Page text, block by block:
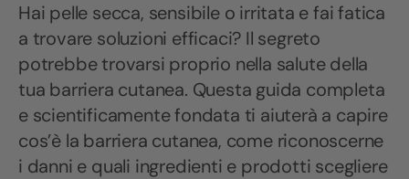
Hai pelle secca, sensibile o irritata e fai fatica
a trovare soluzioni efficaci? Il segreto
potrebbe trovarsi proprio nella salute della
tua barriera cutanea. Questa guida completa
e scientificamente fondata ti aiuterà a capire
cos’è la barriera cutanea, come riconoscerne
i danni e quali ingredienti e prodotti scegliere